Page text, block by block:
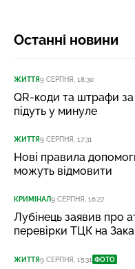
Останні новини
ЖИТТЯ9 СЕРПНЯ, 18:30
QR-коди та штрафи за
підуть у минуле
ЖИТТЯ9 СЕРПНЯ, 17:31
Нові правила
можуть відмовити
КРИМІНАЛ9 СЕРПНЯ, 16:27
Лубінець заявив про
перевірки ТЦК на
ЖИТТЯ9 СЕРПНЯ, 15:31 ФОТО